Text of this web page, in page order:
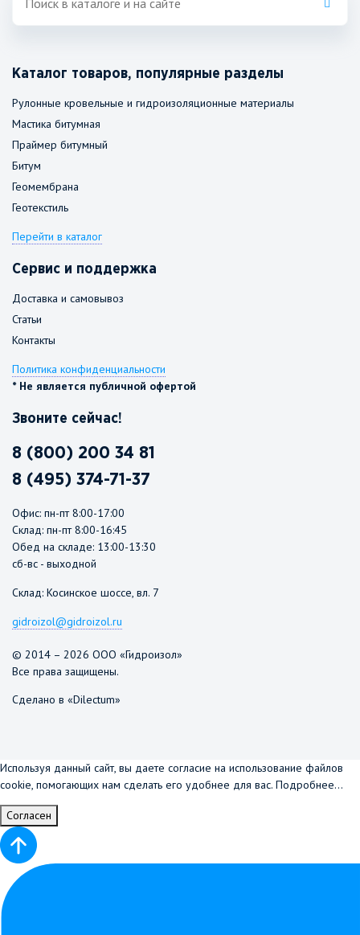
Каталог товаров, популярные разделы
Рулонные кровельные и гидроизоляционные материалы
Мастика битумная
Праймер битумный
Битум
Геомембрана
Геотекстиль
Перейти в каталог
Сервис и поддержка
Доставка и самовывоз
Статьи
Контакты
Политика конфиденциальности
* Не является публичной офертой
Звоните сейчас!
8 (800) 200 34 81
8 (495) 374-71-37
Офис: пн-пт 8:00-17:00
Склад: пн-пт 8:00-16:45
Обед на складе: 13:00-13:30
сб-вс - выходной
Склад: Косинское шоссе, вл. 7
gidroizol@gidroizol.ru
© 2014 – 2026 ООО «Гидроизол»
Все права защищены.
Сделано в «Dilectum»
Используя данный сайт, вы даете согласие на использование файлов
cookie, помогающих нам сделать его удобнее для вас. Подробнее...
Согласен